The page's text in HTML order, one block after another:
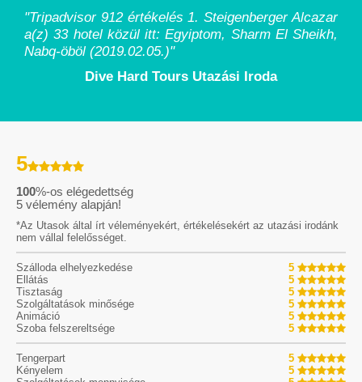
"Tripadvisor 912 értékelés 1. Steigenberger Alcazar
a(z) 33 hotel közül itt: Egyiptom, Sharm El Sheikh,
Nabq-öböl (2019.02.05.)"
Dive Hard Tours Utazási Iroda
5
100%-os elégedettség
5 vélemény alapján!
*Az Utasok által írt véleményekért, értékelésekért az utazási irodánk
nem vállal felelősséget.
Szálloda elhelyezkedése
5
Ellátás
5
Tisztaság
5
Szolgáltatások minősége
5
Animáció
5
Szoba felszereltsége
5
Tengerpart
5
Kényelem
5